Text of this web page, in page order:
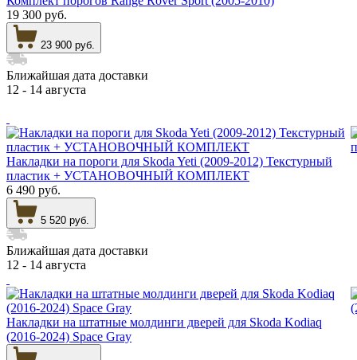
19 300 руб.
23 900 руб.
Ближайшая дата доставки
12 - 14 августа
Накладки на пороги для Skoda Yeti (2009-2012) Текстурный
пластик + УСТАНОВОЧНЫЙ КОМПЛЕКТ
6 490 руб.
5 520 руб.
Ближайшая дата доставки
12 - 14 августа
Накладки на штатные молдинги дверей для Skoda Kodiaq
(2016-2024) Space Gray